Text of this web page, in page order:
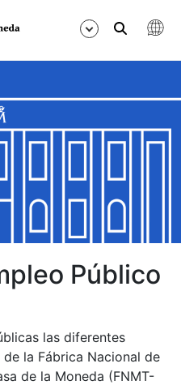
Público
las diferentes
la Fábrica Nacional de
de la Moneda (FNMT-